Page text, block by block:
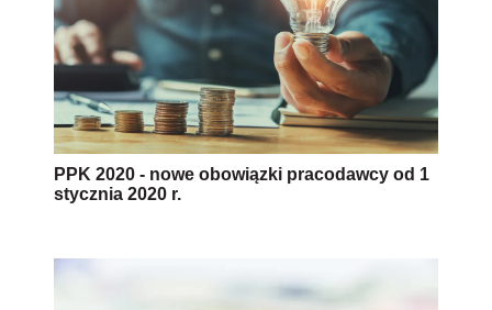
PPK 2020 - nowe obowiązki pracodawcy od 1
stycznia 2020 r.